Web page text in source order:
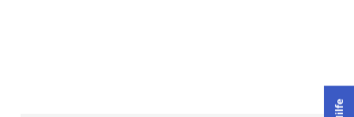
Hilfe